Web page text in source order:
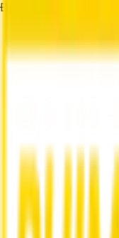
Đang tải...